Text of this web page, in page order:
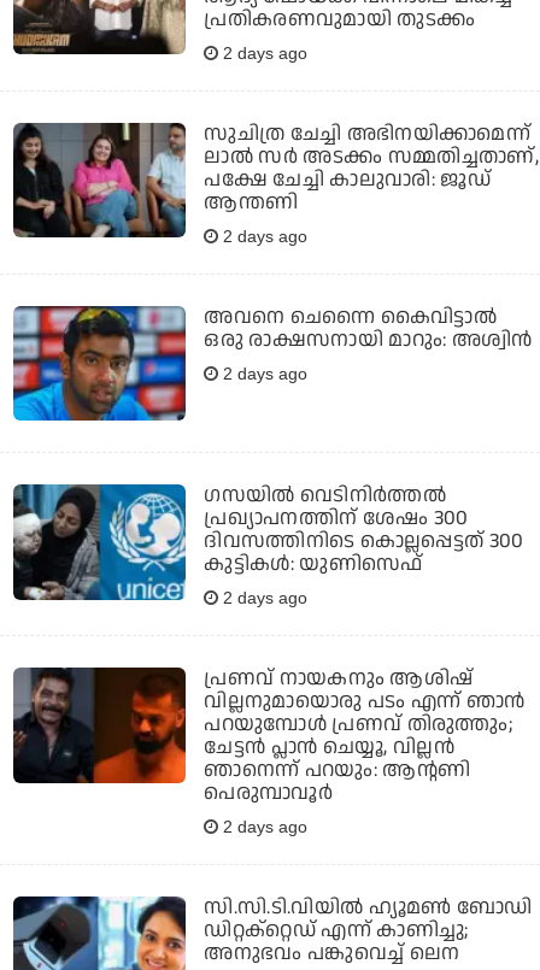
പ്രതികരണവുമായി തുടക്കം
2 days ago
സുചിത്ര ചേച്ചി അഭിനയിക്കാമെന്ന്
ലാല്‍ സര്‍ അടക്കം സമ്മതിച്ചതാണ്,
പക്ഷേ ചേച്ചി കാലുവാരി: ജൂഡ്
ആന്തണി
2 days ago
അവനെ ചെന്നൈ കൈവിട്ടാല്‍
ഒരു രാക്ഷസനായി മാറും: അശ്വിന്‍
2 days ago
ഗസയില്‍ വെടിനിര്‍ത്തല്‍
പ്രഖ്യാപനത്തിന് ശേഷം 300
ദിവസത്തിനിടെ കൊല്ലപ്പെട്ടത് 300
കുട്ടികള്‍: യുണിസെഫ്
2 days ago
പ്രണവ് നായകനും ആശിഷ്
വില്ലനുമായൊരു പടം എന്ന് ഞാന്‍
പറയുമ്പോള്‍ പ്രണവ് തിരുത്തും;
ചേട്ടന്‍ പ്ലാന്‍ ചെയ്യൂ, വില്ലന്‍
ഞാനെന്ന് പറയും: ആന്റണി
പെരുമ്പാവൂര്‍
2 days ago
സി.സി.ടി.വിയില്‍ ഹ്യൂമണ്‍ ബോഡി
ഡിറ്റക്‌റ്റെഡ് എന്ന് കാണിച്ചു;
അനുഭവം പങ്കുവെച്ച് ലെന